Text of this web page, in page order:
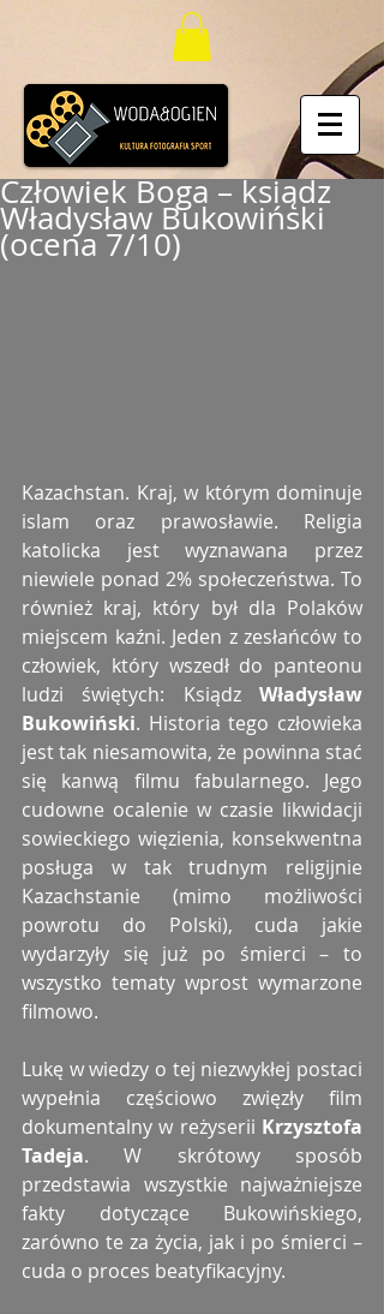
Człowiek Boga – ksiądz
Władysław Bukowiński
(ocena 7/10)
Kazachstan. Kraj, w którym dominuje
islam oraz prawosławie. Religia
katolicka jest wyznawana przez
niewiele ponad 2% społeczeństwa. To
również kraj, który był dla Polaków
miejscem kaźni. Jeden z zesłańców to
człowiek, który wszedł do panteonu
ludzi świętych: Ksiądz Władysław
Bukowiński. Historia tego człowieka
jest tak niesamowita, że powinna stać
się kanwą filmu fabularnego. Jego
cudowne ocalenie w czasie likwidacji
sowieckiego więzienia, konsekwentna
posługa w tak trudnym religijnie
Kazachstanie (mimo możliwości
powrotu do Polski), cuda jakie
wydarzyły się już po śmierci – to
wszystko tematy wprost wymarzone
filmowo.
Lukę w wiedzy o tej niezwykłej postaci
wypełnia częściowo zwięzły film
dokumentalny w reżyserii Krzysztofa
Tadeja. W skrótowy sposób
przedstawia wszystkie najważniejsze
fakty dotyczące Bukowińskiego,
zarówno te za życia, jak i po śmierci –
cuda o proces beatyfikacyjny.